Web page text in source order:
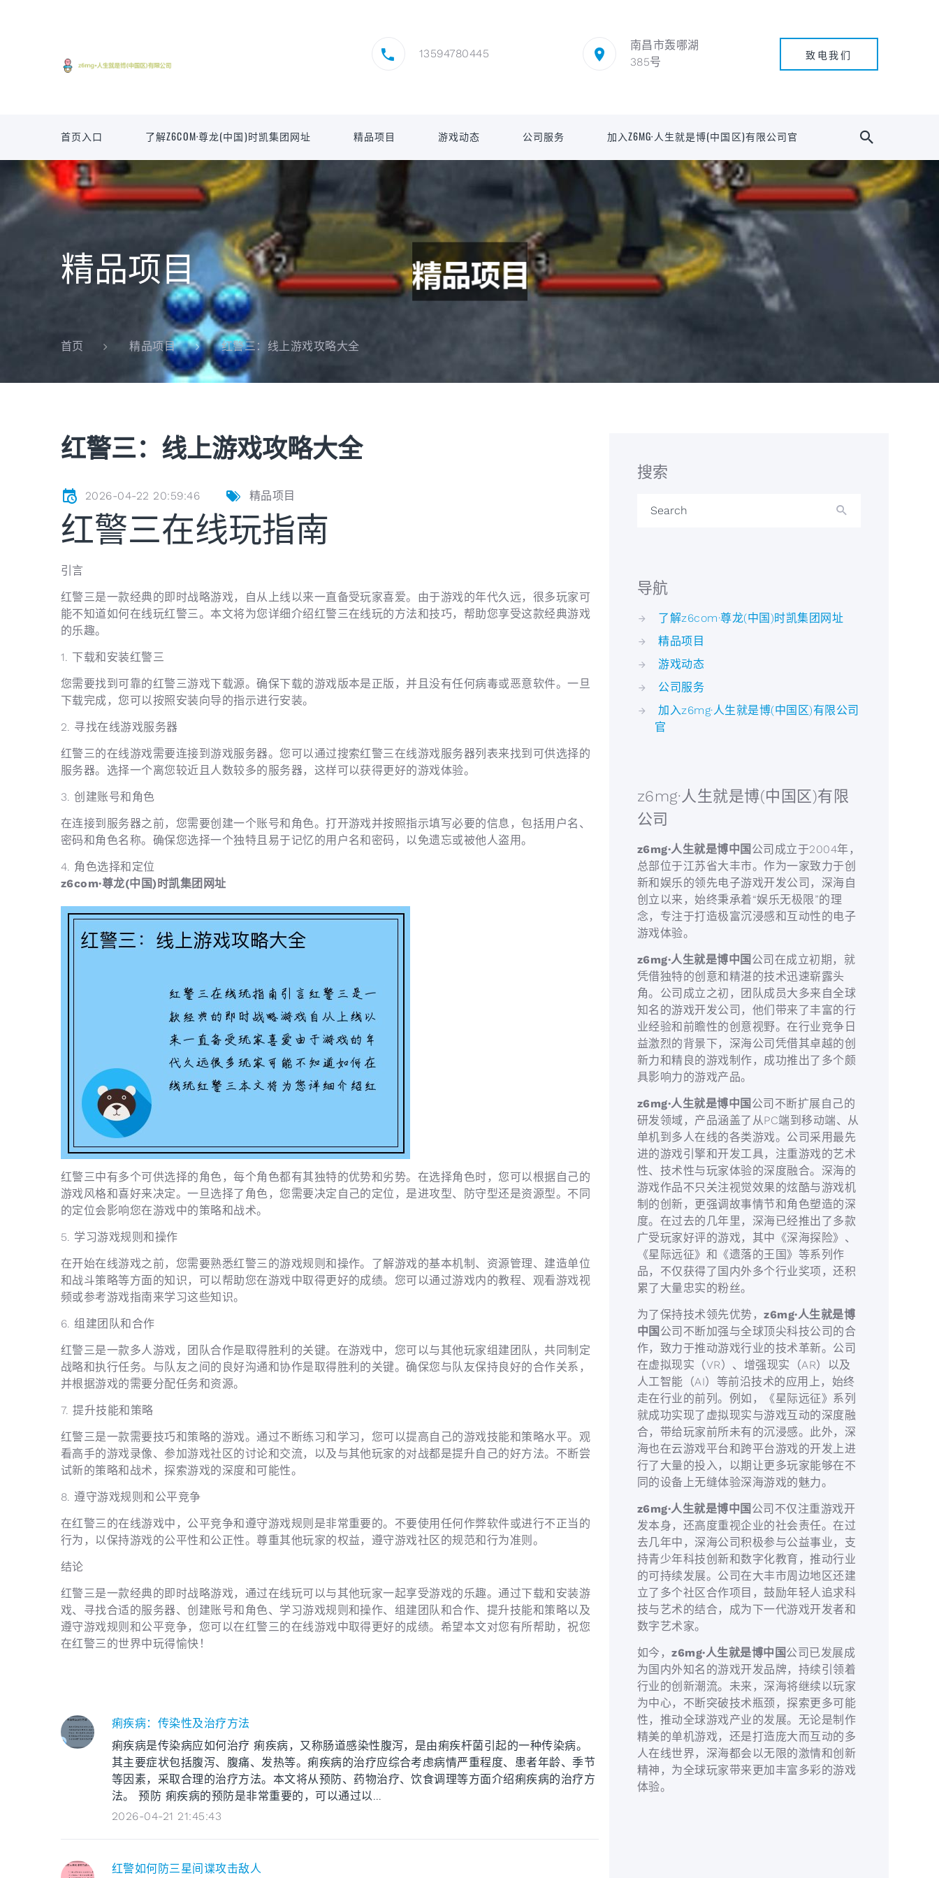
13594780445
南昌市轰哪湖
385号
致电我们
首页入口 了解Z6COM·尊龙(中国)时凯集团网址 精品项目 游戏动态 公司服务 加入Z6MG·人生就是博(中国区)有限公司官
精品项目
首页 精品项目 红警三：线上游戏攻略大全
红警三：线上游戏攻略大全
2026-04-22 20:59:46 精品项目
红警三在线玩指南
引言
红警三是一款经典的即时战略游戏，自从上线以来一直备受玩家喜爱。由于游戏的年代久远，很多玩家可
能不知道如何在线玩红警三。本文将为您详细介绍红警三在线玩的方法和技巧，帮助您享受这款经典游戏
的乐趣。
1. 下载和安装红警三
您需要找到可靠的红警三游戏下载源。确保下载的游戏版本是正版，并且没有任何病毒或恶意软件。一旦
下载完成，您可以按照安装向导的指示进行安装。
2. 寻找在线游戏服务器
红警三的在线游戏需要连接到游戏服务器。您可以通过搜索红警三在线游戏服务器列表来找到可供选择的
服务器。选择一个离您较近且人数较多的服务器，这样可以获得更好的游戏体验。
3. 创建账号和角色
在连接到服务器之前，您需要创建一个账号和角色。打开游戏并按照指示填写必要的信息，包括用户名、
密码和角色名称。确保您选择一个独特且易于记忆的用户名和密码，以免遗忘或被他人盗用。
4. 角色选择和定位
z6com·尊龙(中国)时凯集团网址
红警三中有多个可供选择的角色，每个角色都有其独特的优势和劣势。在选择角色时，您可以根据自己的
游戏风格和喜好来决定。一旦选择了角色，您需要决定自己的定位，是进攻型、防守型还是资源型。不同
的定位会影响您在游戏中的策略和战术。
5. 学习游戏规则和操作
在开始在线游戏之前，您需要熟悉红警三的游戏规则和操作。了解游戏的基本机制、资源管理、建造单位
和战斗策略等方面的知识，可以帮助您在游戏中取得更好的成绩。您可以通过游戏内的教程、观看游戏视
频或参考游戏指南来学习这些知识。
6. 组建团队和合作
红警三是一款多人游戏，团队合作是取得胜利的关键。在游戏中，您可以与其他玩家组建团队，共同制定
战略和执行任务。与队友之间的良好沟通和协作是取得胜利的关键。确保您与队友保持良好的合作关系，
并根据游戏的需要分配任务和资源。
7. 提升技能和策略
红警三是一款需要技巧和策略的游戏。通过不断练习和学习，您可以提高自己的游戏技能和策略水平。观
看高手的游戏录像、参加游戏社区的讨论和交流，以及与其他玩家的对战都是提升自己的好方法。不断尝
试新的策略和战术，探索游戏的深度和可能性。
8. 遵守游戏规则和公平竞争
在红警三的在线游戏中，公平竞争和遵守游戏规则是非常重要的。不要使用任何作弊软件或进行不正当的
行为，以保持游戏的公平性和公正性。尊重其他玩家的权益，遵守游戏社区的规范和行为准则。
结论
红警三是一款经典的即时战略游戏，通过在线玩可以与其他玩家一起享受游戏的乐趣。通过下载和安装游
戏、寻找合适的服务器、创建账号和角色、学习游戏规则和操作、组建团队和合作、提升技能和策略以及
遵守游戏规则和公平竞争，您可以在红警三的在线游戏中取得更好的成绩。希望本文对您有所帮助，祝您
在红警三的世界中玩得愉快！
痢疾病：传染性及治疗方法
痢疾病是传染病应如何治疗 痢疾病，又称肠道感染性腹泻，是由痢疾杆菌引起的一种传染病。
其主要症状包括腹泻、腹痛、发热等。痢疾病的治疗应综合考虑病情严重程度、患者年龄、季节
等因素，采取合理的治疗方法。本文将从预防、药物治疗、饮食调理等方面介绍痢疾病的治疗方
法。 预防 痢疾病的预防是非常重要的，可以通过以...
2026-04-21 21:45:43
红警如何防三星间谍攻击敌人
搜索
Search
导航
了解z6com·尊龙(中国)时凯集团网址
精品项目
游戏动态
公司服务
加入z6mg·人生就是博(中国区)有限公司
官
z6mg·人生就是博(中国区)有限
公司
z6mg·人生就是博中国 公司成立于2004年，
总部位于江苏省大丰市。作为一家致力于创
新和娱乐的领先电子游戏开发公司，深海自
创立以来，始终秉承着“娱乐无极限”的理
念，专注于打造极富沉浸感和互动性的电子
游戏体验。
z6mg·人生就是博中国 公司在成立初期，就
凭借独特的创意和精湛的技术迅速崭露头
角。公司成立之初，团队成员大多来自全球
知名的游戏开发公司，他们带来了丰富的行
业经验和前瞻性的创意视野。在行业竞争日
益激烈的背景下，深海公司凭借其卓越的创
新力和精良的游戏制作，成功推出了多个颇
具影响力的游戏产品。
z6mg·人生就是博中国 公司不断扩展自己的
研发领域，产品涵盖了从PC端到移动端、从
单机到多人在线的各类游戏。公司采用最先
进的游戏引擎和开发工具，注重游戏的艺术
性、技术性与玩家体验的深度融合。深海的
游戏作品不只关注视觉效果的炫酷与游戏机
制的创新，更强调故事情节和角色塑造的深
度。在过去的几年里，深海已经推出了多款
广受玩家好评的游戏，其中《深海探险》、
《星际远征》和《遗落的王国》等系列作
品，不仅获得了国内外多个行业奖项，还积
累了大量忠实的粉丝。
为了保持技术领先优势，z6mg·人生就是博
中国 公司不断加强与全球顶尖科技公司的合
作，致力于推动游戏行业的技术革新。公司
在虚拟现实（VR）、增强现实（AR）以及
人工智能（AI）等前沿技术的应用上，始终
走在行业的前列。例如，《星际远征》系列
就成功实现了虚拟现实与游戏互动的深度融
合，带给玩家前所未有的沉浸感。此外，深
海也在云游戏平台和跨平台游戏的开发上进
行了大量的投入，以期让更多玩家能够在不
同的设备上无缝体验深海游戏的魅力。
z6mg·人生就是博中国 公司不仅注重游戏开
发本身，还高度重视企业的社会责任。在过
去几年中，深海公司积极参与公益事业，支
持青少年科技创新和数字化教育，推动行业
的可持续发展。公司在大丰市周边地区还建
立了多个社区合作项目，鼓励年轻人追求科
技与艺术的结合，成为下一代游戏开发者和
数字艺术家。
如今，z6mg·人生就是博中国公司已发展成
为国内外知名的游戏开发品牌，持续引领着
行业的创新潮流。未来，深海将继续以玩家
为中心，不断突破技术瓶颈，探索更多可能
性，推动全球游戏产业的发展。无论是制作
精美的单机游戏，还是打造庞大而互动的多
人在线世界，深海都会以无限的激情和创新
精神，为全球玩家带来更加丰富多彩的游戏
体验。